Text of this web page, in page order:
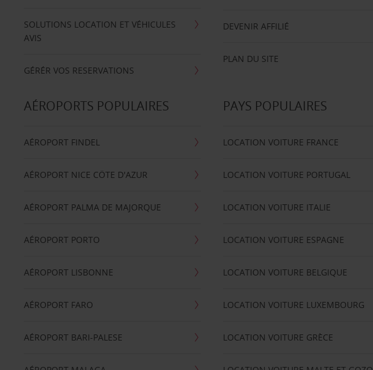
SOLUTIONS LOCATION ET VÉHICULES
AVIS
GÉRÉR VOS RESERVATIONS
DEVENIR AFFILIÉ
PLAN DU SITE
AÉROPORTS POPULAIRES
AÉROPORT FINDEL
AÉROPORT NICE CÖTE D'AZUR
AÉROPORT PALMA DE MAJORQUE
AÉROPORT PORTO
AÉROPORT LISBONNE
AÉROPORT FARO
AÉROPORT BARI-PALESE
PAYS POPULAIRES
LOCATION VOITURE FRANCE
LOCATION VOITURE PORTUGAL
LOCATION VOITURE ITALIE
LOCATION VOITURE ESPAGNE
LOCATION VOITURE BELGIQUE
LOCATION VOITURE LUXEMBOURG
LOCATION VOITURE GRÈCE